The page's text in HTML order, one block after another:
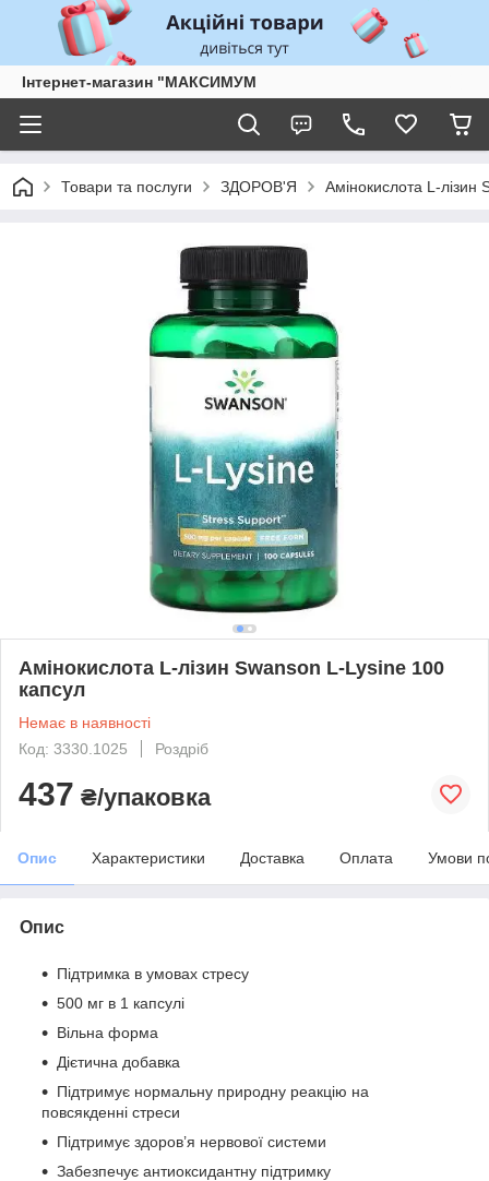
Інтернет-магазин "МАКСИМУМ
Товари та послуги ЗДОРОВ'Я Амінокислота L-лізин
Амінокислота L-лізин Swanson L-Lysine 100
капсул
Немає в наявності
Код: 3330.1025
Роздріб
437 ₴/упаковка
Опис Характеристики Доставка Оплата Умови
Опис
Підтримка в умовах стресу
500 мг в 1 капсулі
Вільна форма
Дієтична добавка
Підтримує нормальну природну реакцію на
повсякденні стреси
Підтримує здоров’я нервової системи
Забезпечує антиоксидантну підтримку